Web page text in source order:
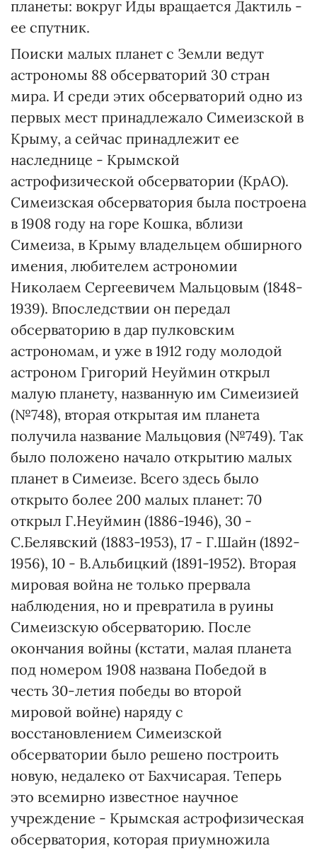
планеты: вокруг Иды вращается Дактиль -
ее спутник.
Поиски малых планет с Земли ведут
астрономы 88 обсерваторий 30 стран
мира. И среди этих обсерваторий одно из
первых мест принадлежало Симеизской в
Крыму, а сейчас принадлежит ее
наследнице - Крымской
астрофизической обсерватории (КрАО).
Симеизская обсерватория была построена
в 1908 году на горе Кошка, вблизи
Симеиза, в Крыму владельцем обширного
имения, любителем астрономии
Николаем Сергеевичем Мальцовым (1848-
1939). Впоследствии он передал
обсерваторию в дар пулковским
астрономам, и уже в 1912 году молодой
астроном Григорий Неуймин открыл
малую планету, названную им Симеизией
(№748), вторая открытая им планета
получила название Мальцовия (№749). Так
было положено начало открытию малых
планет в Симеизе. Всего здесь было
открыто более 200 малых планет: 70
открыл Г.Неуймин (1886-1946), 30 -
С.Белявский (1883-1953), 17 - Г.Шайн (1892-
1956), 10 - В.Альбицкий (1891-1952). Вторая
мировая война не только прервала
наблюдения, но и превратила в руины
Симеизскую обсерваторию. После
окончания войны (кстати, малая планета
под номером 1908 названа Победой в
честь 30-летия победы во второй
мировой войне) наряду с
восстановлением Симеизской
обсерватории было решено построить
новую, недалеко от Бахчисарая. Теперь
это всемирно известное научное
учреждение - Крымская астрофизическая
обсерватория, которая приумножила